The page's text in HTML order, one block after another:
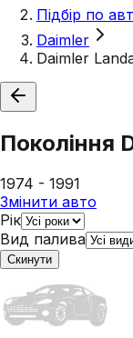
Підбір по
Daimler
Daimler
Покоління
1974 - 1991
Змінити авто
Рік
Вид палива
Скинути